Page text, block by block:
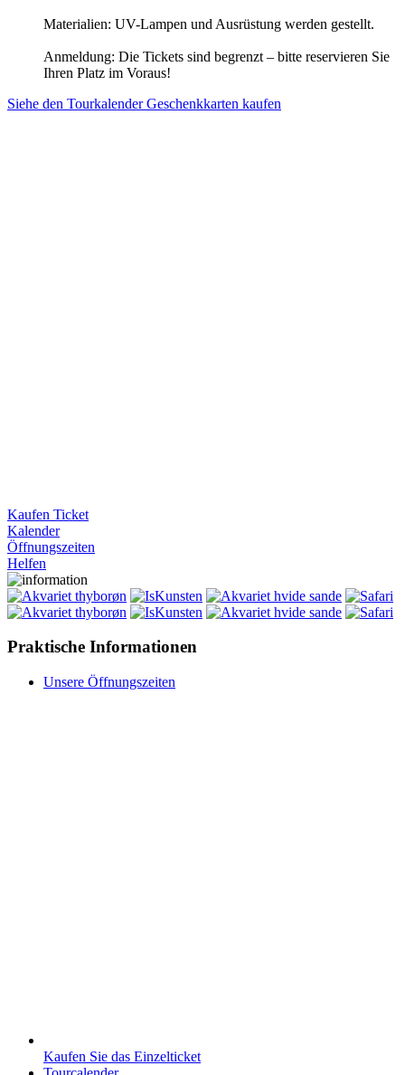
Materialien: UV-Lampen und Ausrüstung werden gestellt.
Anmeldung: Die Tickets sind begrenzt – bitte reservieren Sie
Ihren Platz im Voraus!
Siehe den TourkalenderGeschenkkarten kaufen
Kaufen Ticket
Kalender
Öffnungszeiten
Helfen
Praktische Informationen
Unsere Öffnungszeiten
Kaufen Sie das Einzelticket